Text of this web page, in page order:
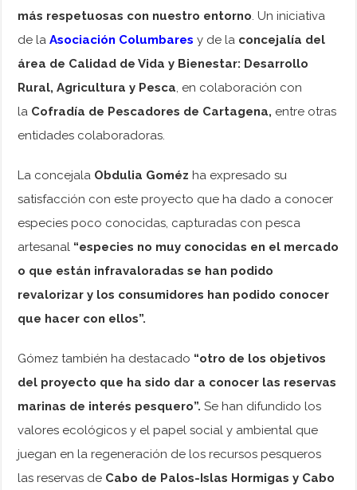
más respetuosas con nuestro entorno. Un iniciativa
de la Asociación Columbares y de la concejalía del
área de Calidad de Vida y Bienestar: Desarrollo
Rural, Agricultura y Pesca, en colaboración con
la Cofradía de Pescadores de Cartagena, entre otras
entidades colaboradoras.
La concejala Obdulia Goméz ha expresado su
satisfacción con este proyecto que ha dado a conocer
especies poco conocidas, capturadas con pesca
artesanal “especies no muy conocidas en el mercado
o que están infravaloradas se han podido
revalorizar y los consumidores han podido conocer
que hacer con ellos”.
Gómez también ha destacado “otro de los objetivos
del proyecto que ha sido dar a conocer las reservas
marinas de interés pesquero”. Se han difundido los
valores ecológicos y el papel social y ambiental que
juegan en la regeneración de los recursos pesqueros
las reservas de Cabo de Palos-Islas Hormigas y Cabo